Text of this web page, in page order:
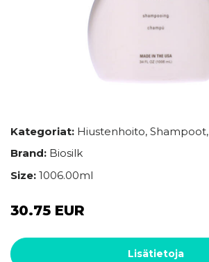
Kategoriat: Hiustenhoito, Shampoot,
Brand: Biosilk
Size: 1006.00ml
30.75 EUR
Lisätietoja